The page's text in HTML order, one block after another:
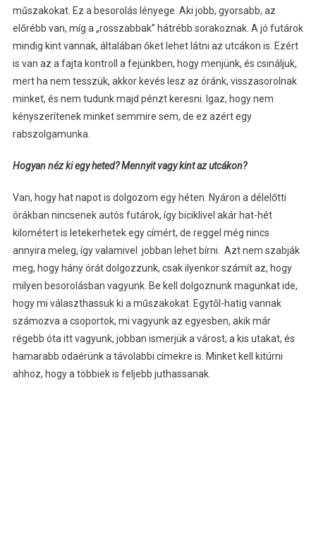
műszakokat. Ez a besorolás lényege. Aki jobb, gyorsabb, az
előrébb van, míg a „rosszabbak” hátrébb sorakoznak. A jó futárok
mindig kint vannak, általában őket lehet látni az utcákon is. Ezért
is van az a fajta kontroll a fejünkben, hogy menjünk, és csináljuk,
mert ha nem tesszük, akkor kevés lesz az óránk, visszasorolnak
minket, és nem tudunk majd pénzt keresni. Igaz, hogy nem
kényszerítenek minket semmire sem, de ez azért egy
rabszolgamunka.
Hogyan néz ki egy heted? Mennyit vagy kint az utcákon?
Van, hogy hat napot is dolgozom egy héten. Nyáron a délelőtti
órákban nincsenek autós futárok, így biciklivel akár hat-hét
kilométert is letekerhetek egy címért, de reggel még nincs
annyira meleg, így valamivel jobban lehet bírni. Azt nem szabják
meg, hogy hány órát dolgozzunk, csak ilyenkor számít az, hogy
milyen besorolásban vagyunk. Be kell dolgoznunk magunkat ide,
hogy mi választhassuk ki a műszakokat. Egytől-hatig vannak
számozva a csoportok, mi vagyunk az egyesben, akik már
régebb óta itt vagyunk, jobban ismerjük a várost, a kis utakat, és
hamarabb odaérünk a távolabbi címekre is. Minket kell kitúrni
ahhoz, hogy a többiek is feljebb juthassanak.